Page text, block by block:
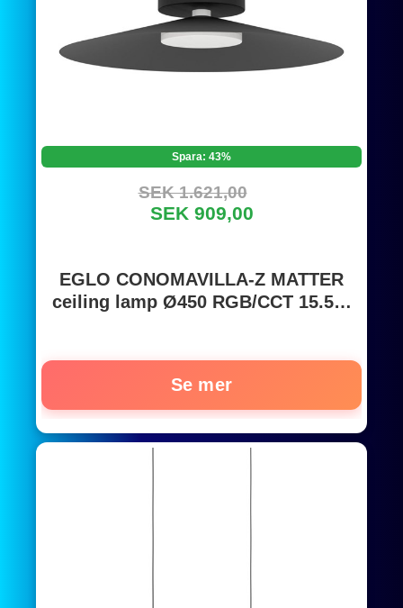
Spara: 43%
SEK 1.621,00
SEK 909,00
EGLO CONOMAVILLA-Z MATTER
ceiling lamp Ø450 RGB/CCT 15.5W
Se mer